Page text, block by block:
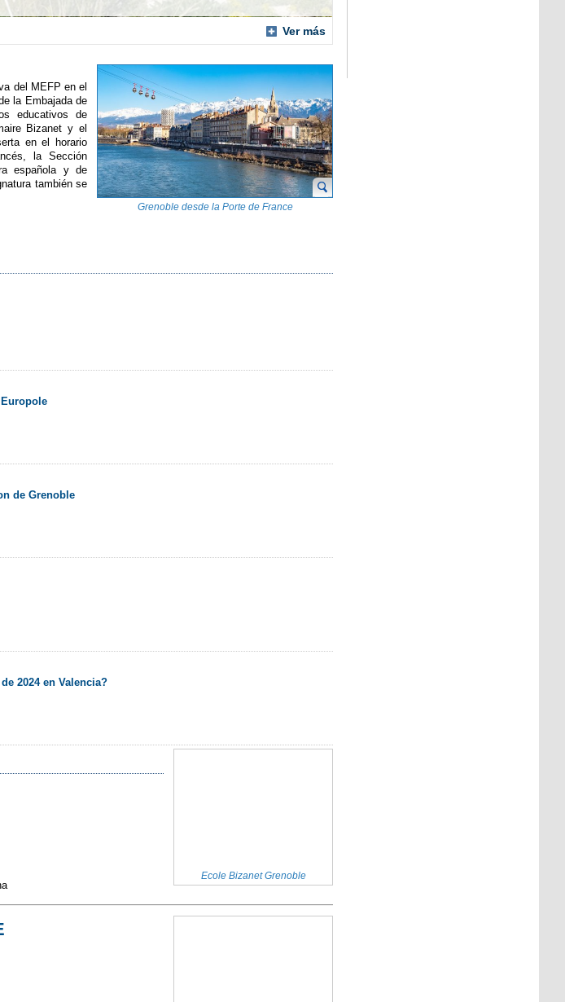
Ver más
Grenoble desde la Porte de France
del MEFP en el
la Embajada de
educativos de
Bizanet y el
en el horario
la Sección
española y de
también se
de Grenoble
2024 en Valencia?
Ecole Bizanet Grenoble